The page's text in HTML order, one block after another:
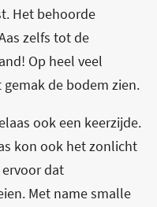
Het behoorde
zelfs tot de
Op heel veel
de bodem zien.
ook een keerzijde.
kon ook het zonlicht
dat
Met name smalle